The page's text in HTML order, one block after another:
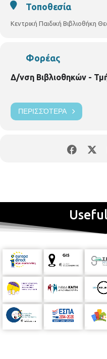
Τοποθεσία
Κεντρική Παιδική Βιβλιοθήκη
Φορέας
Δ/νση Βιβλιοθηκών -
ΠΕΡΙΣΣΌΤΕΡΑ